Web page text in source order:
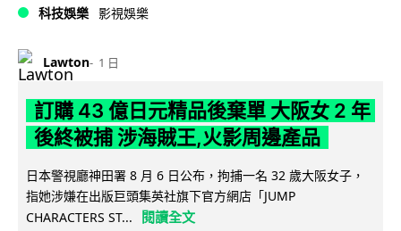
科技娛樂 影視娛樂
Lawton 1 日
訂購 43 億日元精品後棄單 大阪女 2 年
後終被捕 涉海賊王,火影周邊產品
日本警視廳神田署 8 月 6 日公布，拘捕一名 32 歲大阪女子，
指她涉嫌在出版巨頭集英社旗下官方網店「JUMP
CHARACTERS ST...
閱讀全文